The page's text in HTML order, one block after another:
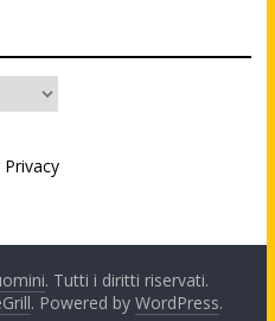
Privacy
. Tutti i diritti riservati.
. Powered by WordPress.